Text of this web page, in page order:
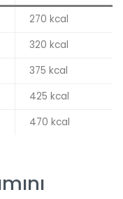
270 kcal
320 kcal
375 kcal
425 kcal
470 kcal